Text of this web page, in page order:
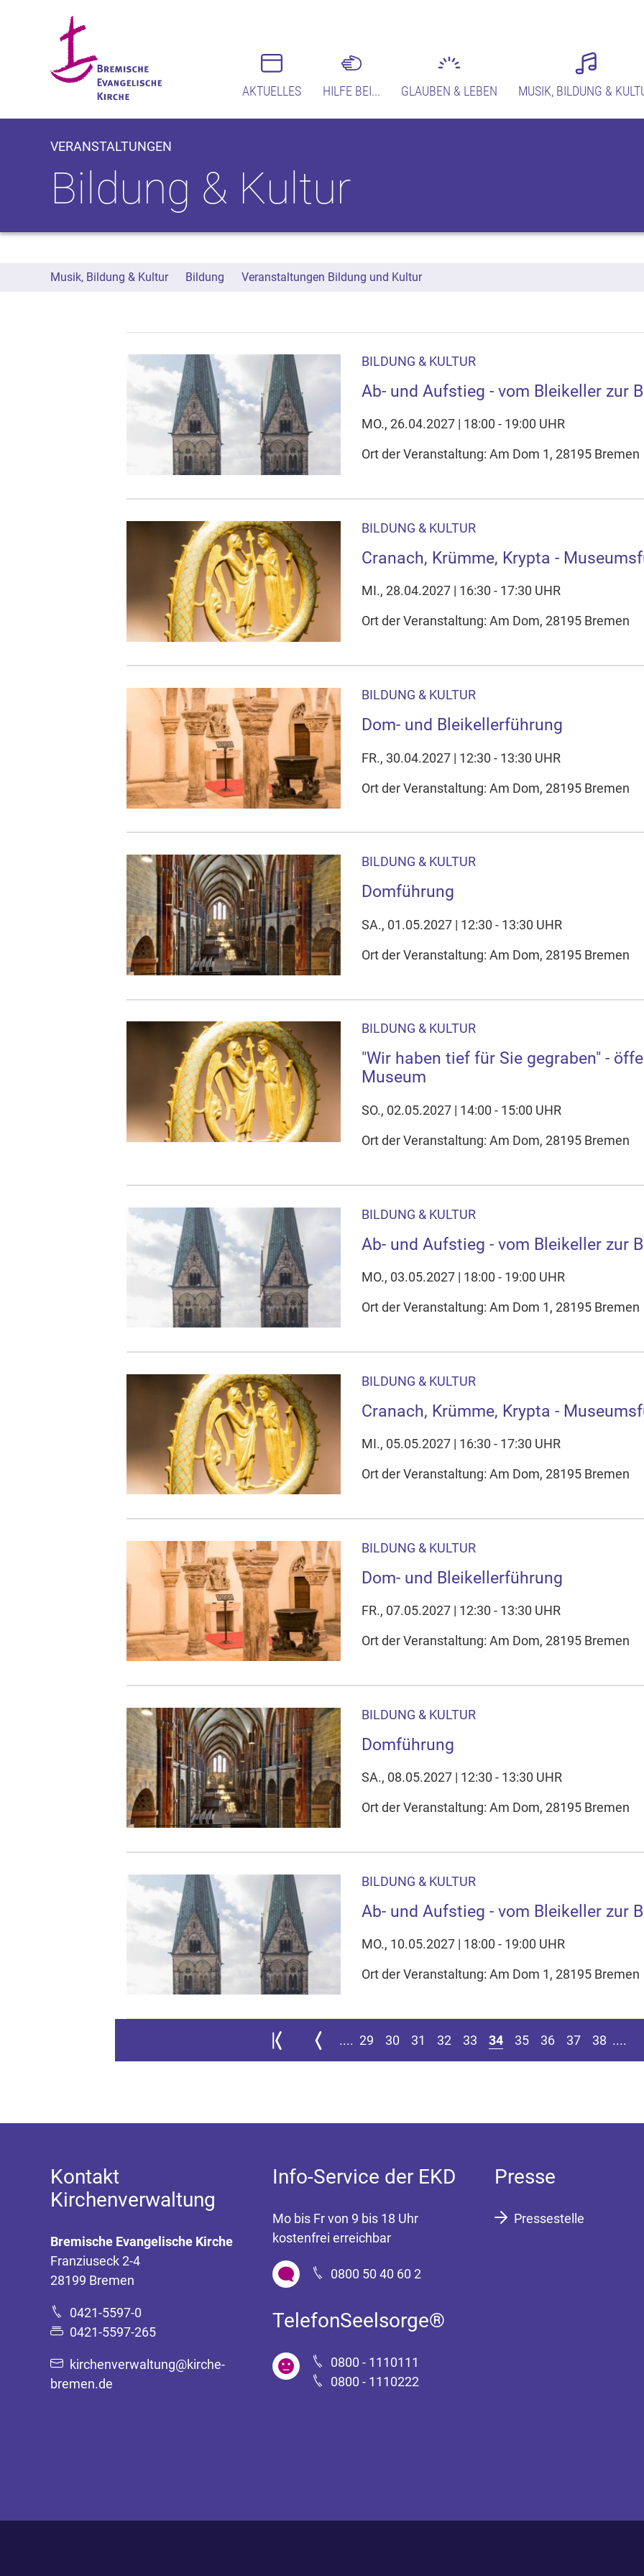
AKTUELLES HILFE BEI... GLAUBEN & LEBEN MUSIK, BILDUNG &
VERANSTALTUNGEN
Bildung & Kultur
Musik, Bildung & Kultur Bildung Veranstaltungen Bildung und Kultur
BILDUNG & KULTUR
Ab- und Aufstieg - vom Bleikeller zur
MO., 26.04.2027 | 18:00 - 19:00 UHR
Ort der Veranstaltung: Am Dom 1, 28195 Bremen
BILDUNG & KULTUR
Cranach, Krümme, Krypta -
MI., 28.04.2027 | 16:30 - 17:30 UHR
Ort der Veranstaltung: Am Dom, 28195 Bremen
BILDUNG & KULTUR
Dom- und Bleikellerführung
FR., 30.04.2027 | 12:30 - 13:30 UHR
Ort der Veranstaltung: Am Dom, 28195 Bremen
BILDUNG & KULTUR
Domführung
SA., 01.05.2027 | 12:30 - 13:30 UHR
Ort der Veranstaltung: Am Dom, 28195 Bremen
BILDUNG & KULTUR
"Wir haben tief für Sie gegraben" -
Museum
SO., 02.05.2027 | 14:00 - 15:00 UHR
Ort der Veranstaltung: Am Dom, 28195 Bremen
BILDUNG & KULTUR
Ab- und Aufstieg - vom Bleikeller zur
MO., 03.05.2027 | 18:00 - 19:00 UHR
Ort der Veranstaltung: Am Dom 1, 28195 Bremen
BILDUNG & KULTUR
Cranach, Krümme, Krypta -
MI., 05.05.2027 | 16:30 - 17:30 UHR
Ort der Veranstaltung: Am Dom, 28195 Bremen
BILDUNG & KULTUR
Dom- und Bleikellerführung
FR., 07.05.2027 | 12:30 - 13:30 UHR
Ort der Veranstaltung: Am Dom, 28195 Bremen
BILDUNG & KULTUR
Domführung
SA., 08.05.2027 | 12:30 - 13:30 UHR
Ort der Veranstaltung: Am Dom, 28195 Bremen
BILDUNG & KULTUR
Ab- und Aufstieg - vom Bleikeller zur
MO., 10.05.2027 | 18:00 - 19:00 UHR
Ort der Veranstaltung: Am Dom 1, 28195 Bremen
Zur ersten Seite springen
Zur vorherigen Seite
.... 29 30 31 32 33 34 35 36 37 38 ....
Kontakt
Kirchenverwaltung
Bremische Evangelische Kirche
Franziuseck 2-4
28199 Bremen
0421-5597-0
0421-5597-265
kirchenverwaltung@kirche-
bremen.de
Info-Service der EKD
Mo bis Fr von 9 bis 18 Uhr
kostenfrei erreichbar
0800 50 40 60 2
TelefonSeelsorge®
0800 - 1110111
0800 - 1110222
Presse
Pressestelle